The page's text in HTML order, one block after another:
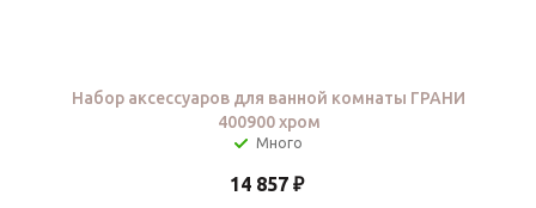
Набор аксессуаров для ванной комнаты ГРАНИ
400900 хром
14 857₽